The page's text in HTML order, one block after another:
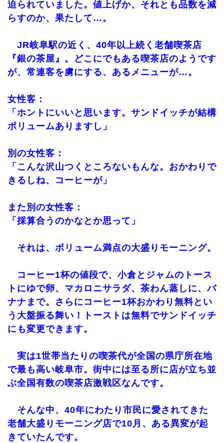
迫られていました。値上げか、それとも品数を減
らすのか、果たして…。
JR岐阜駅の近く、40年以上続く老舗喫茶店
『銀の茶屋』。どこにでもある喫茶店のようです
が、常連客を虜にする、あるメニューが…。
女性客：
「ホントにいいと思います。サンドイッチが結構
ボリュームありますし」
別の女性客：
「こんな沢山つくところないもんな。おかわりで
きるしね、コーヒーが」
また別の女性客：
「採算合うのかなとか思って」
それは、ボリューム満点の大盛りモーニング。
コーヒー1杯の値段で、小倉とジャムのトース
トにゆで卵、マカロニサラダ、茶わん蒸しに、バ
ナナまで。さらにコーヒー1杯おかわり無料とい
う大盤振る舞い！トーストは無料でサンドイッチ
にも変更できます。
実は1世帯当たりの喫茶代が全国の県庁所在地
で最も高い岐阜市。街中には至る所に店が立ち並
ぶ全国有数の喫茶店激戦区なんです。
そんな中、40年にわたり市民に愛されてきた
老舗大盛りモーニング店で10月、ある異変が起
きていたんです。